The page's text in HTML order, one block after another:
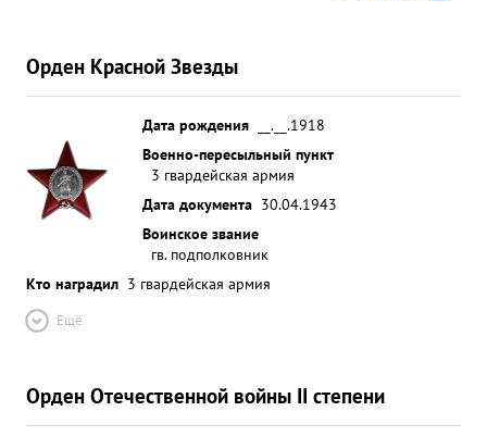
Орден Красной Звезды
Дата рождения
__.__.1918
Военно-пересыльный пункт
3 гвардейская армия
Дата документа 30.04.1943
Воинское звание
гв. подполковник
Кто наградил 3 гвардейская армия
Ещё
Орден Отечественной войны II степени